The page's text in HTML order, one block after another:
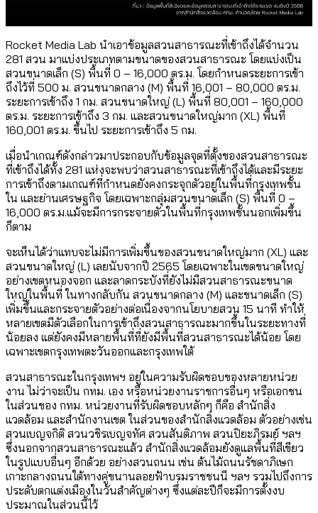
Rocket Media Lab นำเอาข้อมูลสวนสาธารณะที่เข้าถึงได้จำนวน
281 สวน มาแบ่งประเภทตามขนาดของสวนสาธารณะ โดยแบ่งเป็น
สวนขนาดเล็ก (S) พื้นที่ 0 – 16,000 ตร.ม. โดยกำหนดระยะการเข้า
ถึงไว้ที่ 500 ม. สวนขนาดกลาง (M) พื้นที่ 16,001 – 80,000 ตร.ม.
ระยะการเข้าถึง 1 กม. สวนขนาดใหญ่ (L) พื้นที่ 80,001 – 160,000
ตร.ม. ระยะการเข้าถึง 3 กม. และสวนขนาดใหญ่มาก (XL) พื้นที่
160,001 ตร.ม. ขึ้นไป ระยะการเข้าถึง 5 กม.
เมื่อนำเกณฑ์ดังกล่าวมาประกอบกับข้อมูลจุดที่ตั้งของสวนสาธารณะ
ที่เข้าถึงได้ทั้ง 281 แห่งจะพบว่าสวนสาธารณะที่เข้าถึงได้และมีระยะ
การเข้าถึงตามเกณฑ์ที่กำหนดยังคงกระจุกตัวอยู่ในพื้นที่กรุงเทพชั้น
ใน และย่านเศรษฐกิจ โดยเฉพาะกลุ่มสวนขนาดเล็ก (S) พื้นที่ 0 –
16,000 ตร.ม.แม้จะมีการกระจายตัวในพื้นที่กรุงเทพชั้นนอกเพิ่มขึ้น
ก็ตาม
จะเห็นได้ว่าแทบจะไม่มีการเพิ่มขึ้นของสวนขนาดใหญ่มาก (XL) และ
สวนขนาดใหญ่ (L) เลยนับจากปี 2565 โดยเฉพาะในเขตขนาดใหญ่
อย่างเขตหนองจอก และลาดกระบังที่ยังไม่มีสวนสาธารณะขนาด
ใหญ่ในพื้นที่ ในทางกลับกัน สวนขนาดกลาง (M) และขนาดเล็ก (S)
เพิ่มขึ้นและกระจายตัวอย่างต่อเนื่องจากนโยบายสวน 15 นาที ทำให้
หลายเขตมีตัวเลือกในการเข้าถึงสวนสาธารณะมากขึ้นในระยะทางที่
น้อยลง แต่ยังคงมีหลายพื้นที่ที่ยังมีพื้นที่สวนสาธารณะได้น้อย โดย
เฉพาะเขตกรุงเทพตะวันออกและกรุงเทพใต้
สวนสาธารณะในกรุงเทพฯ อยู่ในความรับผิดชอบของหลายหน่วย
งาน ไม่ว่าจะเป็น กทม. เอง หรือหน่วยงานราชการอื่นๆ หรือเอกชน
ในส่วนของ กทม. หน่วยงานที่รับผิดชอบหลักๆ ก็คือ สำนักสิ่ง
แวดล้อม และสำนักงานเขต ในส่วนของสำนักสิ่งแวดล้อม ตัวอย่างเช่น
สวนเบญจกิติ สวนวชิรเบญจทัศ สวนสันติภาพ สวนปิยะภิรมย์ ฯลฯ
ซึ่งนอกจากสวนสาธารณะแล้ว สำนักสิ่งแวดล้อมยังดูแลพื้นที่สีเขียว
ในรูปแบบอื่นๆ อีกด้วย อย่างสวนถนน เช่น ต้นไม้ถนนรัชดาภิเษก
เกาะกลางถนนใต้ทางคู่ขนานลอยฟ้าบรมราชชนนี ฯลฯ รวมไปถึงการ
ประดับตกแต่งเมืองในวันสำคัญต่างๆ ซึ่งแต่ละปีก็จะมีการตั้งงบ
ประมาณในส่วนนี้ไว้